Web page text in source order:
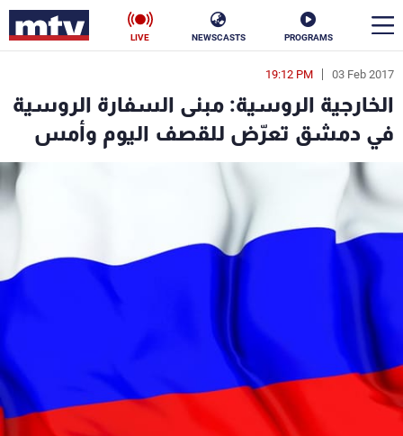
PROGRAMS
NEWSCASTS
LIVE
03 Feb 2017
19:12 PM
الخارجية الروسية: مبنى السفارة الروسية
في دمشق تعرّض للقصف اليوم وأمس
en
الأخبار
سياسة
إقتصاد
منوعات رياضة
البرامج
جدول البرامج